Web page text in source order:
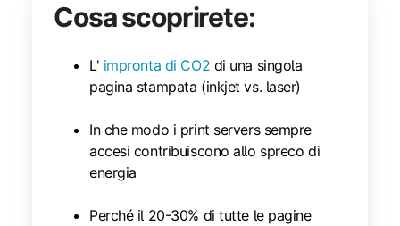
Cosa scoprirete:
L' impronta di CO2 di una singola
pagina stampata (inkjet vs. laser)
In che modo i print servers sempre
accesi contribuiscono allo spreco di
energia
Perché il 20-30% di tutte le pagine